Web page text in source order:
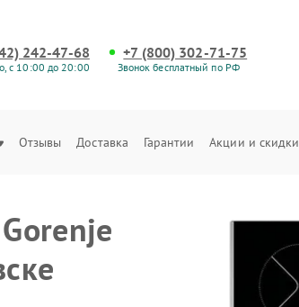
242-47-68
с 10:00 до 20:00
+7 (800) 302-71-75
Звонок бесплатный по РФ
Отзывы Доставка Гарантии Акции и скидки